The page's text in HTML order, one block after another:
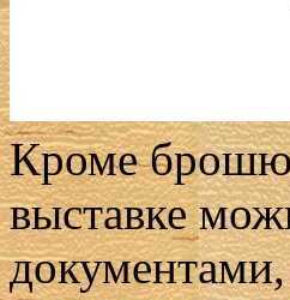
Кроме
выставке